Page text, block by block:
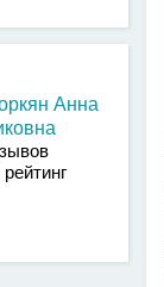
Анна
рейтинг